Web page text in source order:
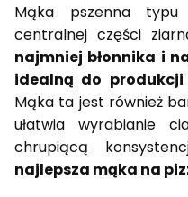
Mąka pszenna
centralnej części
najmniej błonnika i
idealną do
Mąka ta jest również
ułatwia wyrabianie
chrupiącą
najlepsza mąka na